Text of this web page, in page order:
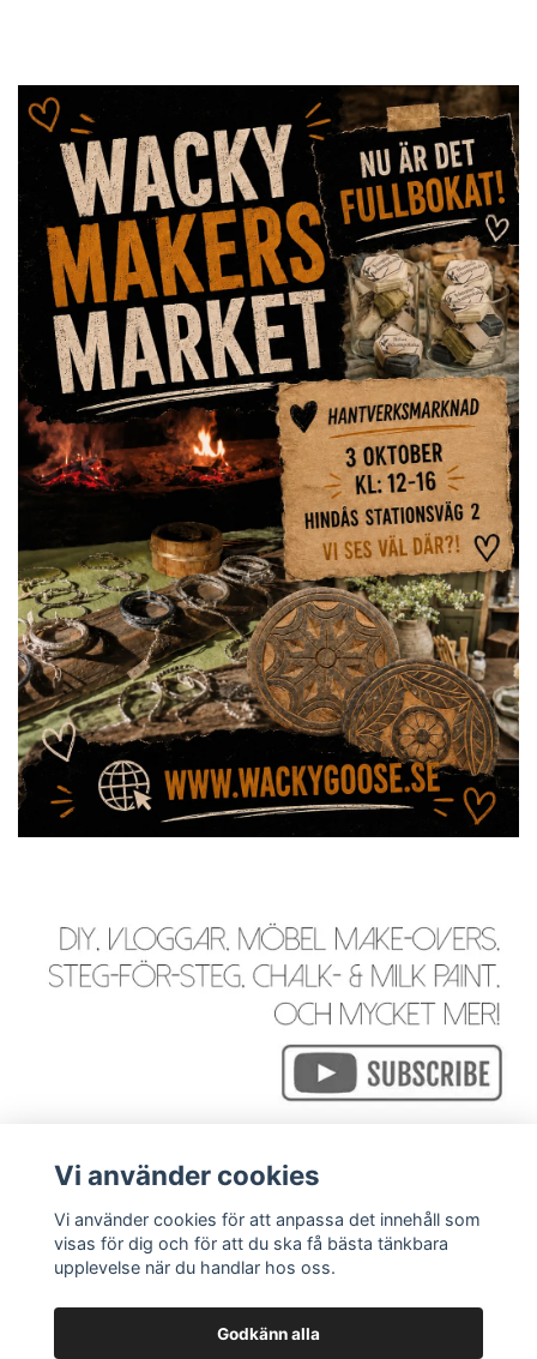
Läs mer
Vi använder cookies
Vi använder cookies för att anpassa det innehåll som
visas för dig och för att du ska få bästa tänkbara
upplevelse när du handlar hos oss.
Godkänn alla